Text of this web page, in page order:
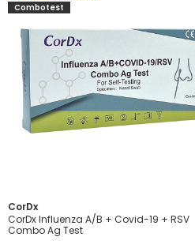
Combotest
CorDx
CorDx Influenza A/B + Covid-19 + RSV
Combo Ag Test